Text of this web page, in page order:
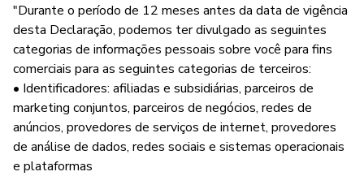
"Durante o período de 12 meses antes da data de vigência
desta Declaração, podemos ter divulgado as seguintes
categorias de informações pessoais sobre você para fins
comerciais para as seguintes categorias de terceiros:
• Identificadores: afiliadas e subsidiárias, parceiros de
marketing conjuntos, parceiros de negócios, redes de
anúncios, provedores de serviços de internet, provedores
de análise de dados, redes sociais e sistemas operacionais
e plataformas